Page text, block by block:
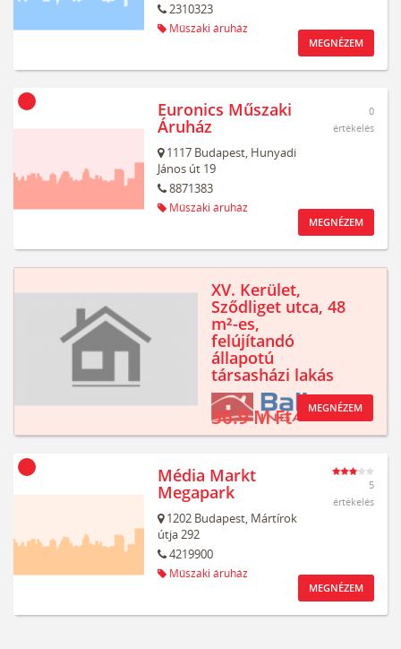
2310323
Műszaki áruház
MEGNÉZEM
Euronics Műszaki
Áruház
1117 Budapest, Hunyadi
János út 19
8871383
Műszaki áruház
0
értékelés
MEGNÉZEM
XV. Kerület,
Sződliget utca, 48
m²-es,
felújítandó
állapotú
társasházi lakás
36.9 M Ft MEGNÉZEM
Média Markt
Megapark
1202 Budapest, Mártírok
útja 292
4219900
Műszaki áruház
5
értékelés
MEGNÉZEM